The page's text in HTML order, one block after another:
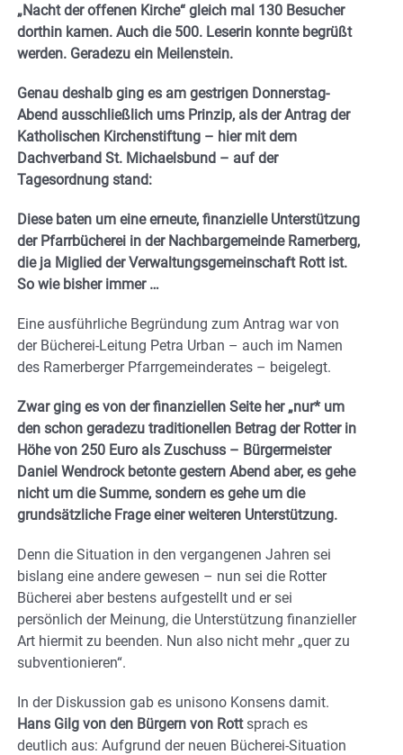
„Nacht der offenen Kirche“ gleich mal 130 Besucher
dorthin kamen. Auch die 500. Leserin konnte begrüßt
werden. Geradezu ein Meilenstein.
Genau deshalb ging es am gestrigen Donnerstag-
Abend ausschließlich ums Prinzip, als der Antrag der
Katholischen Kirchenstiftung – hier mit dem
Dachverband St. Michaelsbund – auf der
Tagesordnung stand:
Diese baten um eine erneute, finanzielle Unterstützung
der Pfarrbücherei in der Nachbargemeinde Ramerberg,
die ja Miglied der Verwaltungsgemeinschaft Rott ist.
So wie bisher immer …
Eine ausführliche Begründung zum Antrag war von
der Bücherei-Leitung Petra Urban – auch im Namen
des Ramerberger Pfarrgemeinderates – beigelegt.
Zwar ging es von der finanziellen Seite her „nur* um
den schon geradezu traditionellen Betrag der Rotter in
Höhe von 250 Euro als Zuschuss – Bürgermeister
Daniel Wendrock betonte gestern Abend aber, es gehe
nicht um die Summe, sondern es gehe um die
grundsätzliche Frage einer weiteren Unterstützung.
Denn die Situation in den vergangenen Jahren sei
bislang eine andere gewesen – nun sei die Rotter
Bücherei aber bestens aufgestellt und er sei
persönlich der Meinung, die Unterstützung finanzieller
Art hiermit zu beenden. Nun also nicht mehr „quer zu
subventionieren“.
In der Diskussion gab es unisono Konsens damit.
Hans Gilg von den Bürgern von Rottsprach es
deutlich aus: Aufgrund der neuen Bücherei-Situation